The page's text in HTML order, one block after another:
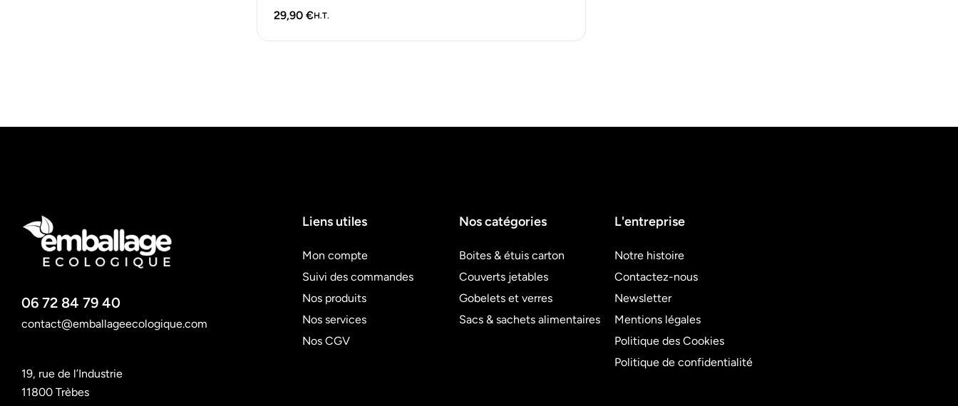
29,90 €H.T.
06 72 84 79 40
contact@emballageecologique.com
19, rue de l’Industrie
11800 Trèbes
Liens utiles
Mon compte
Suivi des commandes
Nos produits
Nos services
Nos CGV
Nos catégories
Boites & étuis carton
Couverts jetables
Gobelets et verres
Sacs & sachets alimentaires
L'entreprise
Notre histoire
Contactez-nous
Newsletter
Mentions légales
Politique des Cookies
Politique de confidentialité